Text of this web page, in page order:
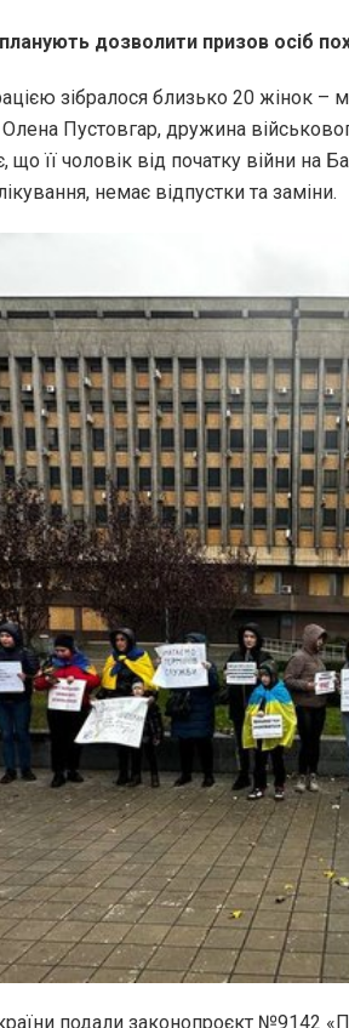
дозволити призов осіб
зібралося близько 20 жінок –
Пустовгар, дружина
її чоловік від початку війни на
немає відпустки та заміни.
подали законопроєкт №9142